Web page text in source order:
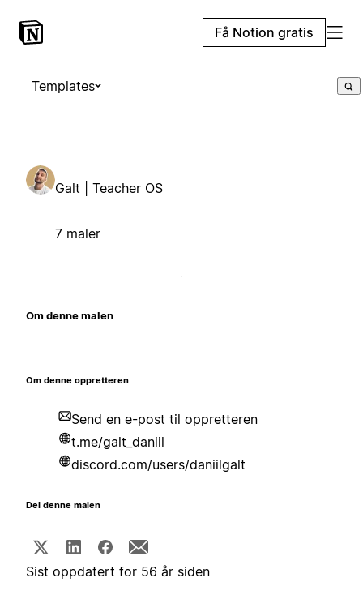
Få Notion gratis
Templates
Galt | Teacher OS
7 maler
Om denne malen
Om denne oppretteren
Send en e-post til oppretteren
t.me/galt_daniil
discord.com/users/daniilgalt
Del denne malen
Sist oppdatert for 56 år siden